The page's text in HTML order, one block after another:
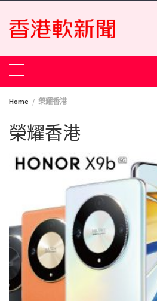
Skip
content
Home 榮耀香港
榮耀香港